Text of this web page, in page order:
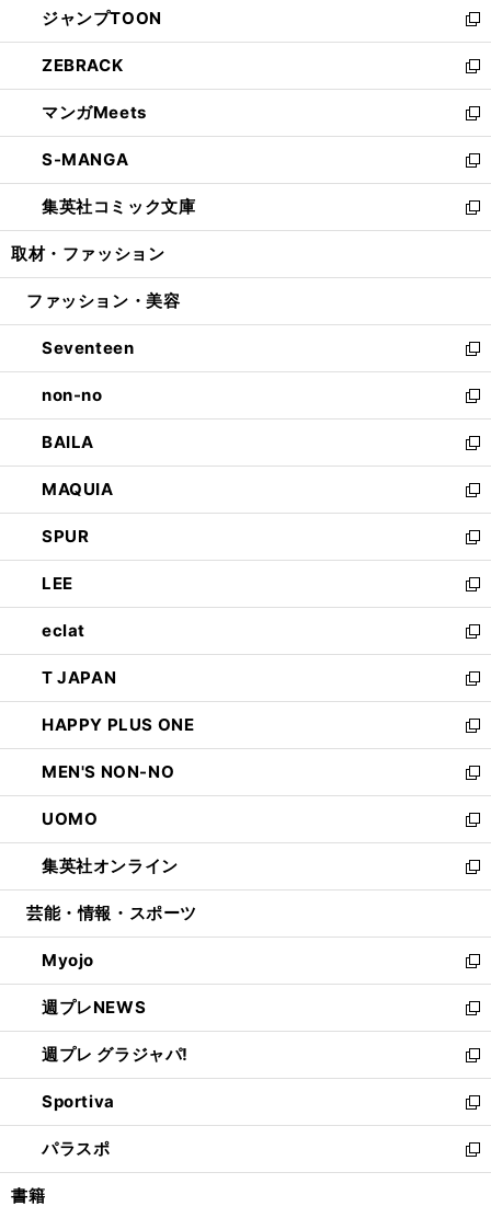
く
で
開
く
ド
ウ
で
開
く
ィ
ン
ド
ウ
で
開
く
い
ウ
ィ
ン
ド
ウ
で
開
く
ジャンプTOON
新
し
い
ウ
ィ
ン
ド
ウ
で
開
ZEBRACK
新
し
い
ウ
ィ
ン
ド
ウ
開
マンガMeets
新
し
い
ウ
ィ
ン
ウ
開
く
S-MANGA
新
し
い
ウ
ン
ウ
で
開
く
集英社コミック文庫
新
し
ウ
ン
ド
ウ
で
開
く
取材・ファッション
ファッション・美容
Seventeen
新
し
い
ウ
ィ
ン
ド
ウ
で
開
く
non-no
新
し
い
ウ
ィ
ン
ド
ウ
で
開
く
BAILA
新
し
い
ウ
ィ
ン
ド
ウ
で
開
く
MAQUIA
新
し
い
ウ
ィ
ン
ド
ウ
で
開
く
SPUR
新
し
い
ウ
ィ
ン
ド
ウ
で
開
く
LEE
新
し
い
ウ
ィ
ン
ド
ウ
で
開
く
eclat
新
し
い
ウ
ィ
ン
ド
ウ
で
開
く
T JAPAN
新
し
い
ウ
ィ
ン
ド
ウ
で
開
HAPPY PLUS ONE
新
し
い
ウ
ィ
ン
ド
ウ
開
く
MEN'S NON-NO
新
し
い
ウ
ィ
ン
ウ
で
開
く
UOMO
新
し
い
ウ
ン
ド
ウ
で
開
く
集英社オンライン
新
し
ウ
ィ
ン
ド
ウ
で
開
く
芸能・情報・スポーツ
Myojo
新
し
い
ウ
ィ
ン
ド
ウ
で
開
週プレNEWS
新
し
い
ウ
ィ
ン
ド
ウ
週プレ グラジャパ!
新
し
い
ウ
ィ
ン
Sportiva
新
し
い
ウ
パラスポ
新
し
書籍